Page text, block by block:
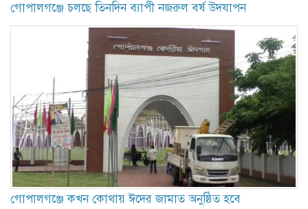
গোপালগঞ্জে চলছে তিনদিন ব্যাপী নজরুল বর্ষ উদযাপন
গোপালগঞ্জে কখন কোথায় ঈদের জামাত অনুষ্ঠিত হবে